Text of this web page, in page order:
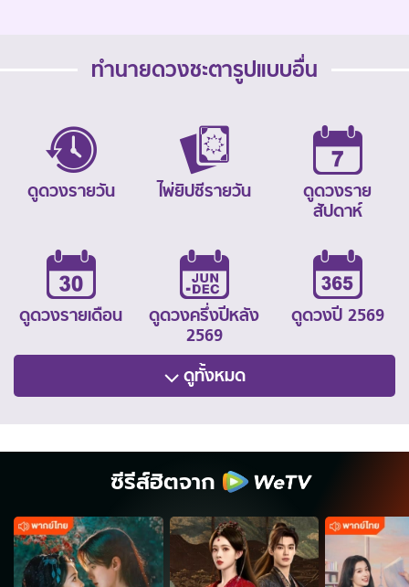
ทำนายดวงชะตารูปแบบอื่น
ดูดวงรายวัน ไพ่ยิปซีรายวัน
ดูดวงราย
สัปดาห์
ดูดวงรายเดือน
ดูดวงครึ่งปีหลัง
2569
ดูดวงปี 2569
ดูทั้งหมด
ซีรีส์ฮิตจาก